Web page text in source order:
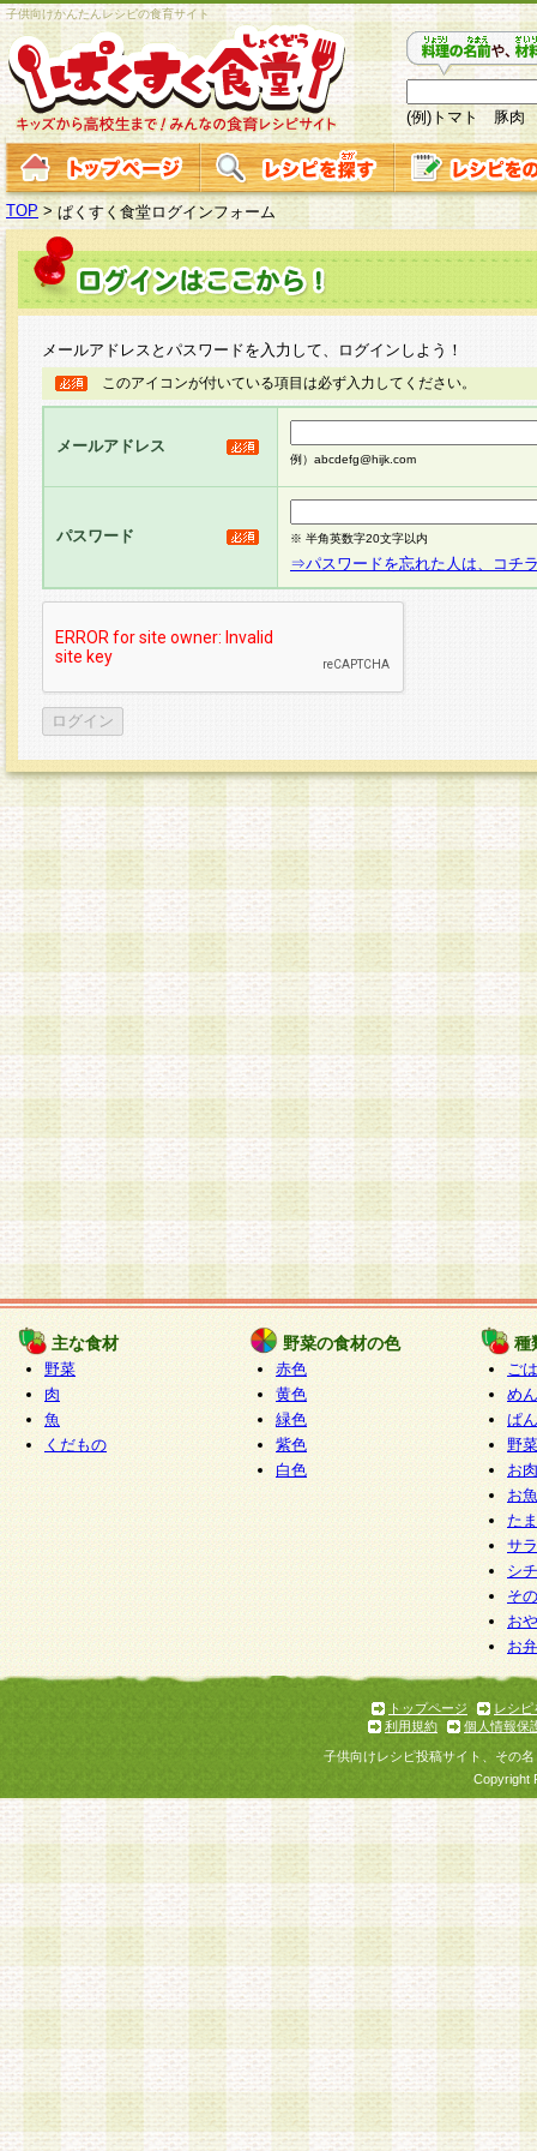
子供向けかんたんレシピの食育サイト
(例)トマト 豚肉
TOP > ぱくすく食堂ログインフォーム
メールアドレスとパスワードを入力して、ログインしよう！
このアイコンが付いている項目は必ず入力してください。
メールアドレス
例）abcdefg@hijk.com
パスワード ※ 半角英数字20文字以内
⇒パスワードを忘れた人は、コチ
主な食材
野菜
肉
魚
くだもの
野菜の食材の色
赤色
黄色
緑色
紫色
白色
種
ご
めん
ぱん
野
お
お
た
サ
シ
そ
お
お
トップページ
レシピ
利用規約
個人情報保
子供向けレシピ投稿サイト、その
Copyright